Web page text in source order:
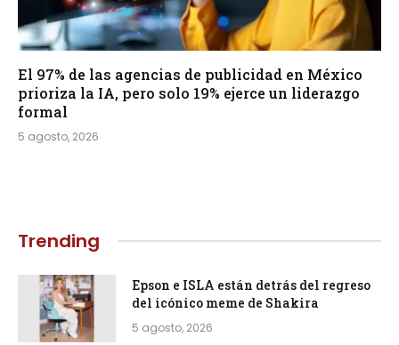
El 97% de las agencias de publicidad en México
prioriza la IA, pero solo 19% ejerce un liderazgo
formal
5 agosto, 2026
Trending
Epson e ISLA están detrás del regreso
del icónico meme de Shakira
5 agosto, 2026